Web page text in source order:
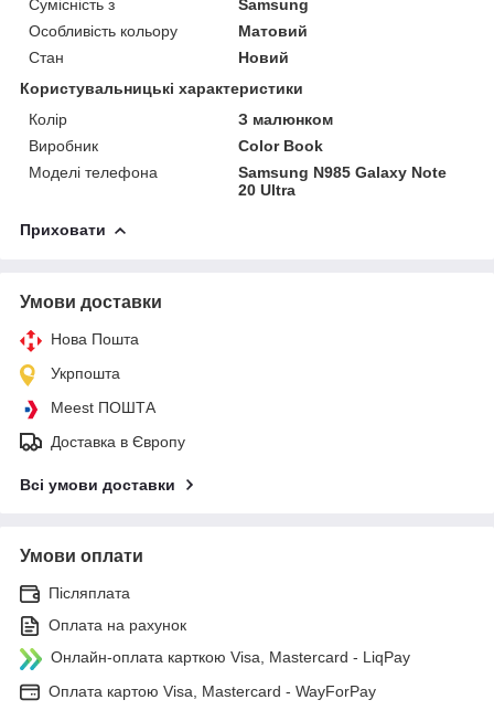
Сумісність з
Samsung
Особливість кольору
Матовий
Стан
Новий
Користувальницькі характеристики
Колір
З малюнком
Виробник
Color Book
Моделі телефона
Samsung N985 Galaxy Note
20 Ultra
Приховати
Умови доставки
Нова Пошта
Укрпошта
Meest ПОШТА
Доставка в Європу
Всі умови доставки
Умови оплати
Післяплата
Оплата на рахунок
Онлайн-оплата карткою Visa, Mastercard - LiqPay
Оплата картою Visa, Mastercard - WayForPay